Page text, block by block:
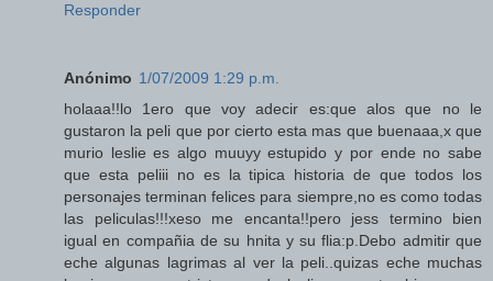
Responder
Anónimo 1/07/2009 1:29 p.m.
holaaa!!lo 1ero que voy adecir es:que alos que no le
gustaron la peli que por cierto esta mas que buenaaa,x que
murio leslie es algo muuyy estupido y por ende no sabe
que esta peliii no es la tipica historia de que todos los
personajes terminan felices para siempre,no es como todas
las peliculas!!!xeso me encanta!!pero jess termino bien
igual en compañia de su hnita y su flia:p.Debo admitir que
eche algunas lagrimas al ver la peli..quizas eche muchas